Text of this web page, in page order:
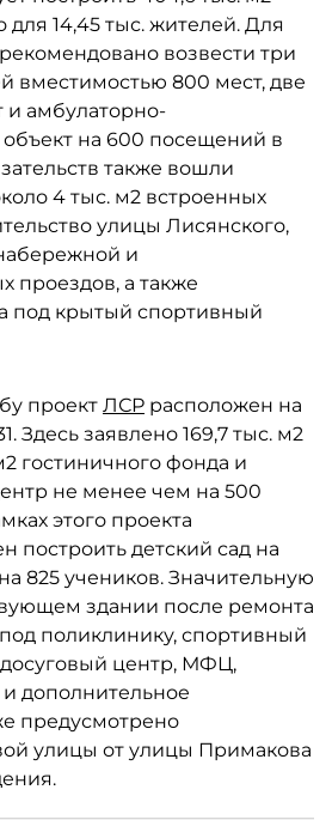
14,45 тыс. жителей. Для
возвести три
вместимостью 800 мест, две
и амбулаторно-
на 600 посещений в
также вошли
4 тыс. м2 встроенных
улицы Лисянского,
и
проездов, а также
под крытый спортивный
проект ЛСР расположен на
Здесь заявлено 169,7 тыс. м2
гостиничного фонда и
не менее чем на 500
этого проекта
построить детский сад на
825 учеников. Значительную
здании после ремонта
поликлинику, спортивный
досуговый центр, МФЦ,
дополнительное
предусмотрено
улицы от улицы Примакова